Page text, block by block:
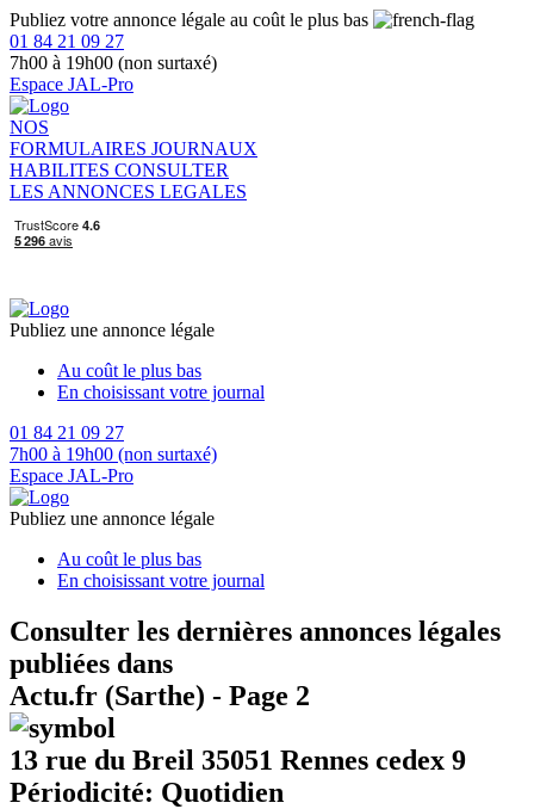
Publiez votre annonce légale au coût le plus bas
01 84 21 09 27
7h00 à 19h00 (non surtaxé)
Espace JAL-Pro
NOS
FORMULAIRES JOURNAUX
HABILITES CONSULTER
LES ANNONCES LEGALES
Publiez une annonce légale
Au coût le plus bas
En choisissant votre journal
01 84 21 09 27
7h00 à 19h00 (non surtaxé)
Espace JAL-Pro
Publiez une annonce légale
Au coût le plus bas
En choisissant votre journal
Consulter les dernières annonces légales
publiées dans
Actu.fr (Sarthe) - Page 2
13 rue du Breil 35051 Rennes cedex 9
Périodicité: Quotidien